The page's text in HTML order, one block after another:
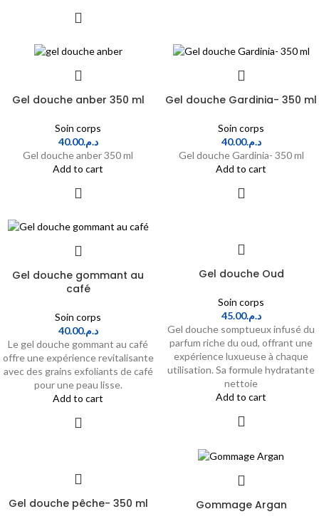
Gel douche anber 350 ml
Soin corps
د.م.40.00
Gel douche anber 350 ml
Add to cart
Gel douche Gardinia- 350 ml
Soin corps
د.م.40.00
Gel douche Gardinia- 350 ml
Add to cart
Gel douche gommant au
café
Soin corps
د.م.40.00
Le gel douche gommant au café
offre une expérience revitalisante
avec des grains exfoliants de café
pour une peau lisse.
Add to cart
Gel douche Oud
Soin corps
د.م.45.00
Gel douche somptueux infusé du
parfum riche du oud, offrant une
expérience luxueuse à chaque
utilisation. Sa formule hydratante
nettoie
Add to cart
Gel douche pêche- 350 ml Gommage Argan